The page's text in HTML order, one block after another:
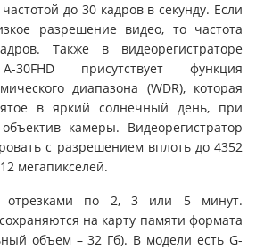
до 30 кадров в секунду. Если
разрешение видео, то частота
Также в видеорегистраторе
присутствует функция
диапазона (WDR), которая
в яркий солнечный день, при
камеры. Видеорегистратор
с разрешением вплоть до 4352
мегапикселей.
отрезками по 2, 3 или 5 минут.
на карту памяти формата
объем – 32 Гб). В модели есть G-